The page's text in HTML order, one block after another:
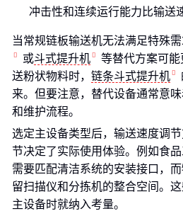
冲击性和连续运行能力比输送
当常规链板输送机无法满足特殊需
或斗式提升机
等替代方案可
送粉状物料时， 链条斗式提升机
来。但要注意，替代设备通常意
和维护流程。
选定主设备类型后，输送速度调
节决定了实际使用体验。例如食
需要匹配清洁系统的安装接口，
留扫描仪和分拣机的整合空间。
主设备时就纳入考量。